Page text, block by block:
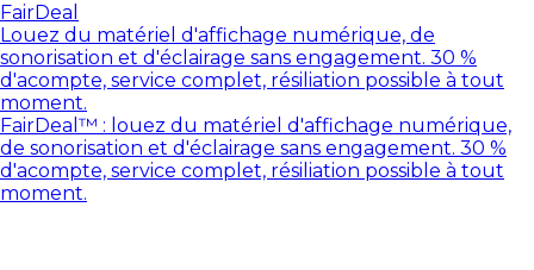
FairDeal
Louez du matériel d'affichage numérique, de
sonorisation et d'éclairage sans engagement. 30 %
d'acompte, service complet, résiliation possible à tout
moment.
FairDeal™ : louez du matériel d'affichage numérique,
de sonorisation et d'éclairage sans engagement. 30 %
d'acompte, service complet, résiliation possible à tout
moment.